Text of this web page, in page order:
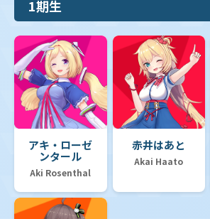
1期生
アキ・ローゼ
ンタール
Aki Rosenthal
赤井はあと
Akai Haato